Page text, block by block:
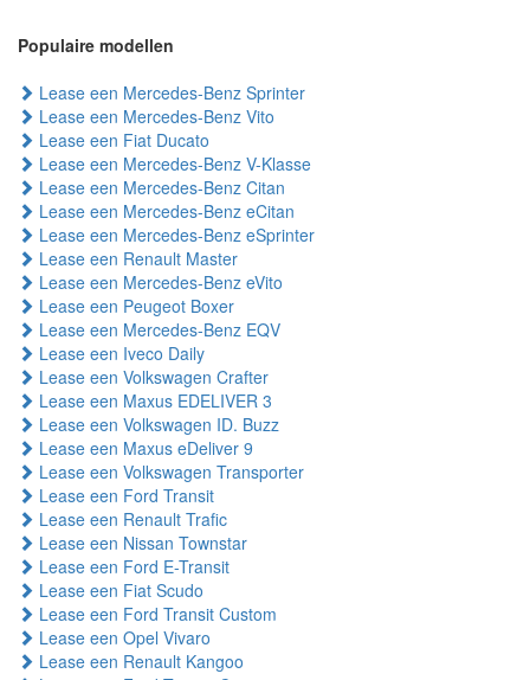
Populaire modellen
Lease een Mercedes-Benz Sprinter
Lease een Mercedes-Benz Vito
Lease een Fiat Ducato
Lease een Mercedes-Benz V-Klasse
Lease een Mercedes-Benz Citan
Lease een Mercedes-Benz eCitan
Lease een Mercedes-Benz eSprinter
Lease een Renault Master
Lease een Mercedes-Benz eVito
Lease een Peugeot Boxer
Lease een Mercedes-Benz EQV
Lease een Iveco Daily
Lease een Volkswagen Crafter
Lease een Maxus EDELIVER 3
Lease een Volkswagen ID. Buzz
Lease een Maxus eDeliver 9
Lease een Volkswagen Transporter
Lease een Ford Transit
Lease een Renault Trafic
Lease een Nissan Townstar
Lease een Ford E-Transit
Lease een Fiat Scudo
Lease een Ford Transit Custom
Lease een Opel Vivaro
Lease een Renault Kangoo